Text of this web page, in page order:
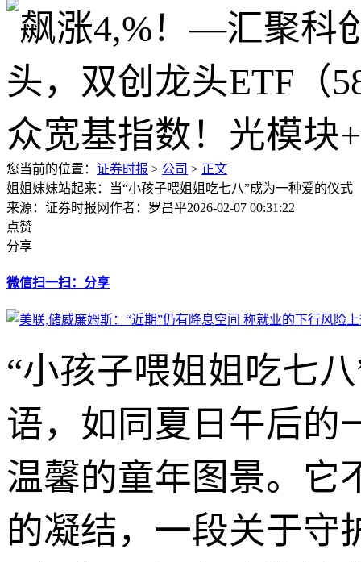
您当前的位置： 证券时报 > 公司 > 正文
姐姐妹妹站起来：当“小孩子喂姐姐吃七八”成为一种爱的仪式
来源：证券时报网作者：罗昌平2026-02-07 00:31:22
点赞
分享
微信扫一扫：分享
“小孩子喂姐姐吃七
语，如同夏日午后的
温馨的童年图景。它
的凝结，一段关于守